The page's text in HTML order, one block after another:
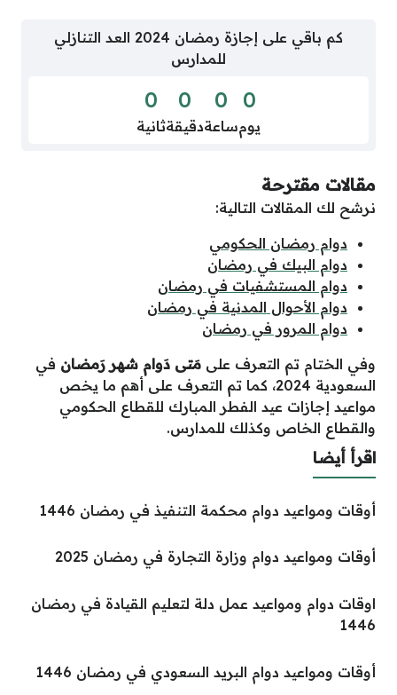
كم باقي على إجازة رمضان 2024 العد التنازلي
للمدارس
0
يوم
0
ساعة
0
دقيقة
0
ثانية
مقالات مقترحة
نرشح لك المقالات التالية:
دوام رمضان الحكومي
دوام البيك في رمضان
دوام المستشفيات في رمضان
دوام الأحوال المدنية في رمضان
دوام المرور في رمضان
وفي الختام تم التعرف على مَتى دَوام شهر رَمضان في
السعودية 2024، كما تم التعرف على أهم ما يخص
مواعيد إجازات عيد الفطر المبارك للقطاع الحكومي
والقطاع الخاص وكذلك للمدارس.
اقرأ أيضا
أوقات ومواعيد دوام محكمة التنفيذ في رمضان 1446
أوقات ومواعيد دوام وزارة التجارة في رمضان 2025
اوقات دوام ومواعيد عمل دلة لتعليم القيادة في رمضان
1446
أوقات ومواعيد دوام البريد السعودي في رمضان 1446